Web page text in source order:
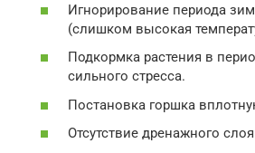
Игнорирование периода
(слишком высокая
Подкормка растения в
сильного стресса.
Постановка горшка
Отсутствие дренажного